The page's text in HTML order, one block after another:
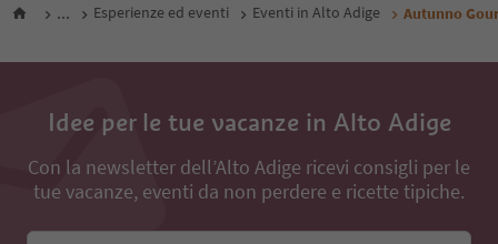
... Esperienze ed eventi Eventi in Alto Adige Autunno
Idee per le tue vacanze in Alto Adige
Con la newsletter dell’Alto Adige ricevi consigli per le
tue vacanze, eventi da non perdere e ricette tipiche.